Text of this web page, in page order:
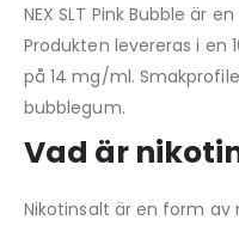
NEX SLT Pink Bubble är
Produkten levereras i en
på 14 mg/ml.
bubblegum.
Vad är
Nikotinsalt är en form